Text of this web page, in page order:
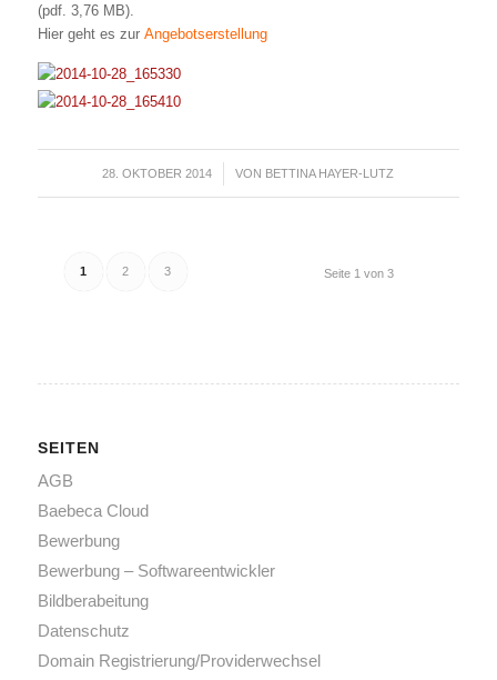
(pdf. 3,76 MB).
Hier geht es zur Angebotserstellung
28. OKTOBER 2014
/ VON BETTINA HAYER-LUTZ
Seite 1 von 3
1 2 3
SEITEN
AGB
Baebeca Cloud
Bewerbung
Bewerbung – Softwareentwickler
Bildberabeitung
Datenschutz
Domain Registrierung/Providerwechsel